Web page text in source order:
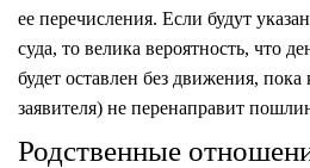
ее перечисления. Если будут
суда, то велика вероятность, что
будет оставлен без движения, пока
заявителя) не перенаправит
Родственные